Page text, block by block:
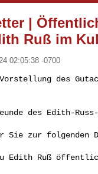
|
Ruß im
02:05:38 -0700
des